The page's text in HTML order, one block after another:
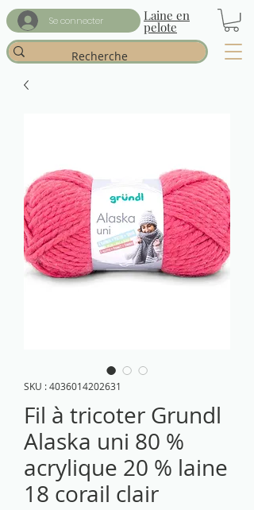
Se connecter Laine en
pelote
SKU : 4036014202631
Fil à tricoter Grundl
Alaska uni 80 %
acrylique 20 % laine
18 corail clair